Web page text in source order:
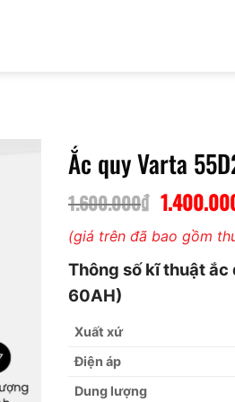
Ắc quy Varta
1.600.000₫ Giá
gốc
là:
(giá trên đã bao gồm
Thông số kĩ thuật
60AH)
Xuất xứ
Điện áp
Dung lượng